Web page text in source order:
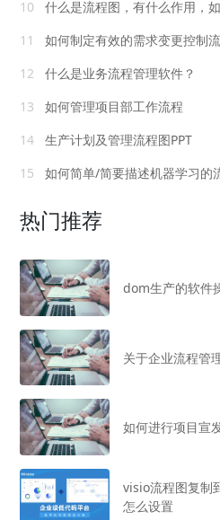
10
什么是流程图，有什么作用，
11
如何制定有效的需求变更控制
12
什么是业务流程管理软件？
13
如何管理项目部工作流程
14
生产计划及管理流程图PPT
15
如何简单/简要描述机器学习的
热门推荐
dom生产的软件
关于企业流程管
如何进行项目宣
visio流程图复制
怎么设置